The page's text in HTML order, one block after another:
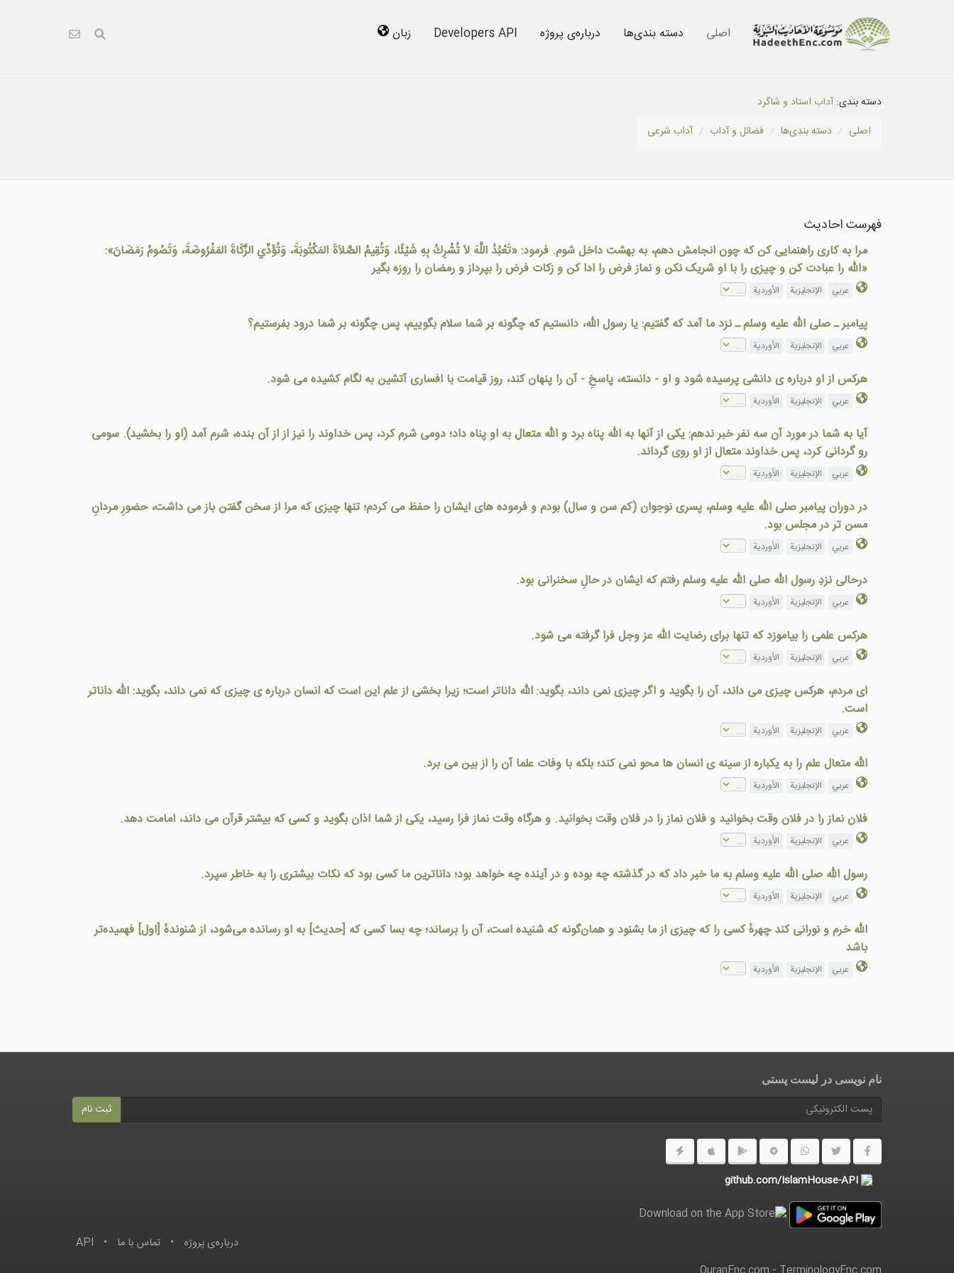
اصلی دسته بندى‌ها درباره‌ى پروژه Developers API زبان
دسته بندی: آداب استاد و شاگرد
اصلی
دسته بندى‌ها فضائل و آداب آداب شرعى
فهرست احادیث
مرا به کاری راهنمایی کن که چون انجامش دهم، به بهشت داخل شوم. فرمود: «تَعْبُدُ اللَّهَ لاَ تُشْرِكُ بِهِ شَيْئًا، وَتُقِيمُ الصَّلاَةَ المَكْتُوبَةَ، وَتُؤَدِّي الزَّكَاةَ المَفْرُوضَةَ، وَتَصُومُ رَمَضَانَ»:
«الله را عبادت کن و چیزی را با او شریک نکن و نماز فرض را ادا کن و زکات فرض را بپرداز و رمضان را روزه بگیر
عربي الإنجليزية الأوردية
پیامبر ـ صلی الله علیه وسلم ـ نزد ما آمد که گفتیم: یا رسول الله، دانستیم که چگونه بر شما سلام بگوییم، پس چگونه بر شما درود بفرستیم؟
عربي الإنجليزية الأوردية
هرکس از او درباره ی دانشی پرسيده شود و او - دانسته، پاسخِ - آن را پنهان کند، روز قيامت با افساری آتشين به لگام کشيده می شود.
عربي الإنجليزية الأوردية
آیا به شما در مورد آن سه نفر خبر ندهم: یکی از آنها به الله پناه برد و الله متعال به او پناه داد؛ دومی شرم كرد، پس خداوند را نيز از از آن بنده، شرم آمد (او را بخشيد). سومی
رو گردانی كرد، پس خداوند متعال از او روی گرداند.
عربي الإنجليزية الأوردية
در دوران پيامبر صلى الله عليه وسلم، پسری نوجوان (کم سن و سال) بودم و فرموده های ايشان را حفظ می کردم؛ تنها چيزی که مرا از سخن گفتن باز می داشت، حضورِ مردانِ
مسن تر در مجلس بود.
عربي الإنجليزية الأوردية
درحالی نزدِ رسول الله صلى الله عليه وسلم رفتم که ايشان در حالِ سخنرانی بود.
عربي الإنجليزية الأوردية
هرکس علمی را بیاموزد که تنها برای رضایت الله عز وجل فرا گرفته می شود.
عربي الإنجليزية الأوردية
ای مردم، هرکس چيزی می داند، آن را بگويد و اگر چيزی نمی داند، بگويد: الله داناتر است؛ زيرا بخشی از علم اين است که انسان درباره ی چيزی که نمی داند، بگويد: الله داناتر
است.
عربي الإنجليزية الأوردية
الله متعال علم را به یکباره از سينه ی انسان ها محو نمی کند؛ بلکه با وفات علما آن را از بين می برد.
عربي الإنجليزية الأوردية
فلان نماز را در فلان وقت بخوانيد و فلان نماز را در فلان وقت بخوانيد. و هرگاه وقت نماز فرا رسيد، يكی از شما اذان بگويد و كسی كه بيشتر قرآن می داند، امامت دهد.
عربي الإنجليزية الأوردية
رسول الله صلی الله علیه وسلم به ما خبر داد که در گذشته چه بوده و در آينده چه خواهد بود؛ داناترين ما کسی بود که نکات بيشتری را به خاطر سپرد.
عربي الإنجليزية الأوردية
الله خرم و نورانی کند چهرهٔ کسی را که چیزی از ما بشنود و همان‌گونه که شنیده است، آن را برساند؛ چه بسا کسی که [حدیث] به او رسانده می‌شود، از شنوندهٔ [اول] فهمیده‌تر
باشد
عربي الإنجليزية الأوردية
نام نویسی در ليست پستى
ثبت نام
github.com/IslamHouse-API
درباره‌ى پروژه • تماس با ما •
API